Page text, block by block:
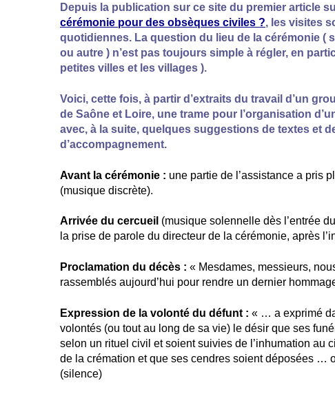
Depuis la publication sur ce site du premier article
cérémonie pour des obsèques civiles ?, les visites
quotidiennes. La question du lieu de la cérémonie (
ou autre ) n’est pas toujours simple à régler, en
petites villes et les villages ).
Voici, cette fois, à partir d’extraits du travail d’un
de Saône et Loire, une trame pour l’organisation
avec, à la suite, quelques suggestions de textes et
d’accompagnement.
Avant la cérémonie : une partie de l’assistance a pris
(musique discrète).
Arrivée du cercueil (musique solennelle dès l’entrée
la prise de parole du directeur de la cérémonie, après
Proclamation du décès : « Mesdames, messieurs,
rassemblés aujourd’hui pour rendre un dernier
Expression de la volonté du défunt : « … a exprimé
volontés (ou tout au long de sa vie) le désir que ses
selon un rituel civil et soient suivies de l’inhumation au
de la crémation et que ses cendres soient déposées …
(silence)